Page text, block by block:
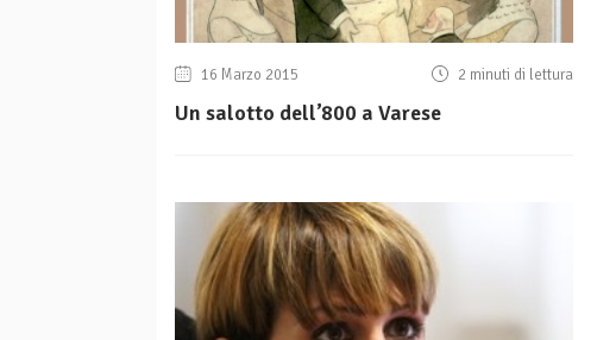
16 Marzo 2015 2 minuti di lettura
Un salotto dell’800 a Varese